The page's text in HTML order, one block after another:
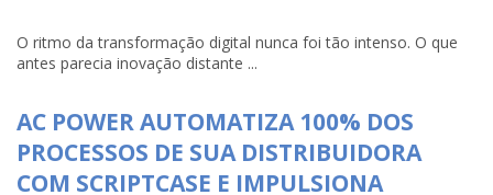
O ritmo da transformação digital nunca foi tão intenso. O que
antes parecia inovação distante ...
AC POWER AUTOMATIZA 100% DOS
PROCESSOS DE SUA DISTRIBUIDORA
COM SCRIPTCASE E IMPULSIONA